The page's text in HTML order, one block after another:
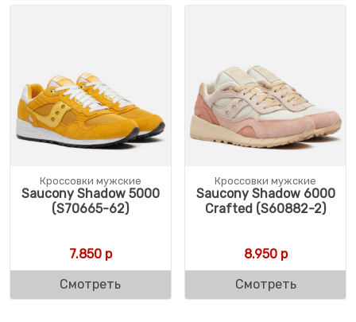
Кроссовки мужские
Saucony Shadow 5000
(S70665-62)
7.850р
Смотреть
Кроссовки мужские
Saucony Shadow 6000
Crafted (S60882-2)
8.950р
Смотреть